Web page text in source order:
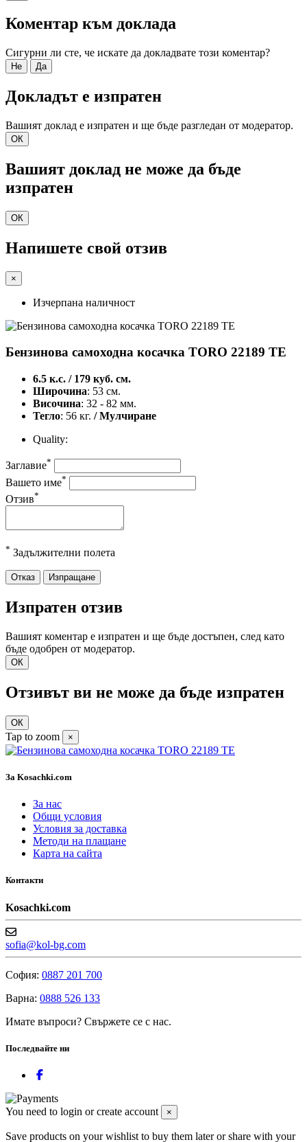
Коментар към доклада
Сигурни ли сте, че искате да докладвате този коментар?
Не Да
Докладът е изпратен
Вашият доклад е изпратен и ще бъде разгледан от модератор.
ОК
Вашият доклад не може да бъде
изпратен
ОК
Напишете свой отзив
×
Изчерпана наличност
Бензинова самоходна косачка TORO 22189 TE
6.5 к.с. / 179 куб. см.
Широчина: 53 см.
Височина: 32 - 82 мм.
Тегло: 56 кг. / Мулчиране
Quality:
Заглавие*
Вашето име*
Отзив*
* Задължителни полета
Отказ Изпращане
Изпратен отзив
Вашият коментар е изпратен и ще бъде достъпен, след като
бъде одобрен от модератор.
ОК
Отзивът ви не може да бъде изпратен
ОК
Tap to zoom ×
За Kosachki.com
За нас
Общи условия
Условия за доставка
Методи на плащане
Карта на сайта
Контакти
Kosachki.com
sofia@kol-bg.com
София: 0887 201 700
Варна: 0888 526 133
Имате въпроси? Свържете се с нас.
Последвайте ни
You need to login or create account ×
Save products on your wishlist to buy them later or share with your